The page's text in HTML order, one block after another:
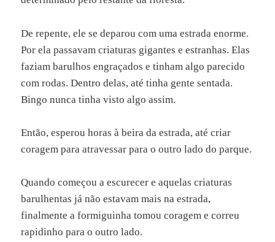
De repente, ele se deparou com uma estrada enorme.
Por ela passavam criaturas gigantes e estranhas. Elas
faziam barulhos engraçados e tinham algo parecido
com rodas. Dentro delas, até tinha gente sentada.
Bingo nunca tinha visto algo assim.
Então, esperou horas à beira da estrada, até criar
coragem para atravessar para o outro lado do parque.
Quando começou a escurecer e aquelas criaturas
barulhentas já não estavam mais na estrada,
finalmente a formiguinha tomou coragem e correu
rapidinho para o outro lado.